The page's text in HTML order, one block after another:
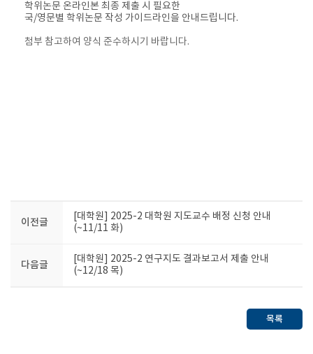
학위논문 온라인본 최종 제출 시 필요한
국/영문별 학위논문 작성 가이드라인을 안내드립니다.
첨부 참고하여 양식 준수하시기 바랍니다.
이전글
[대학원] 2025-2 대학원 지도교수 배정 신청 안내
(~11/11 화)
다음글
[대학원] 2025-2 연구지도 결과보고서 제출 안내
(~12/18 목)
목록